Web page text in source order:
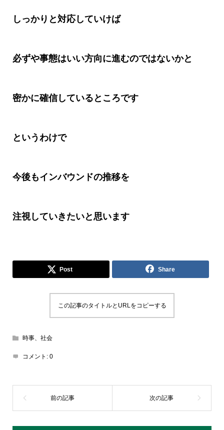
しっかりと対応していけば
必ずや事態はいい方向に進むのではないかと
密かに確信しているところです
というわけで
今後もインバウンドの推移を
注視していきたいと思います
Post Share
この記事のタイトルとURLをコピーする
時事、社会
コメント: 0